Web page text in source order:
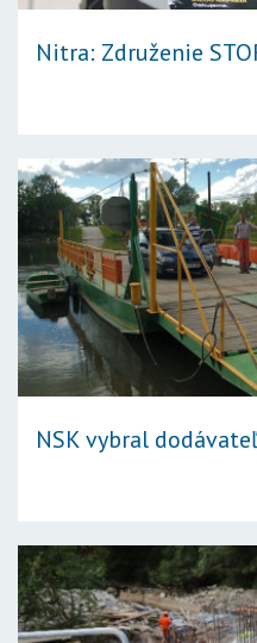
Nitra: Združenie
NSK vybral